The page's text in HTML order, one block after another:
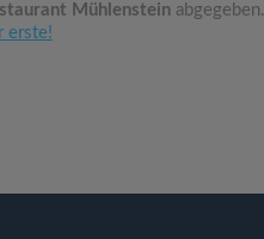
Mühlenstein abgegeben.
erste!